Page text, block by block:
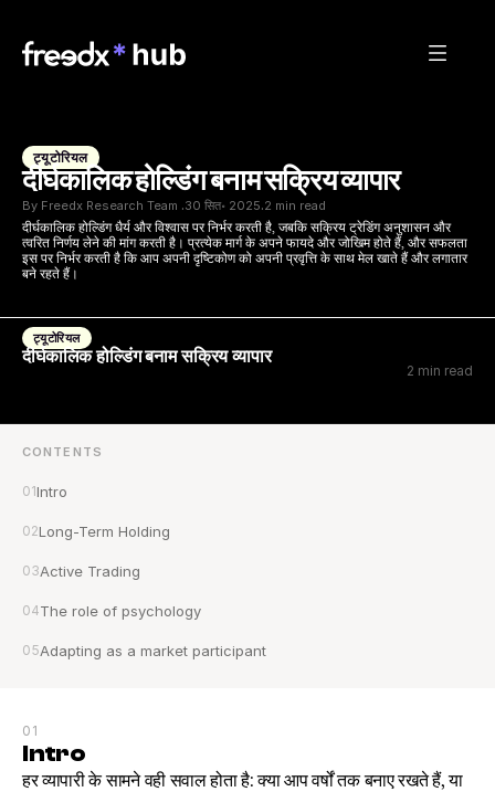
ट्यूटोरियल
दीर्घकालिक होल्डिंग बनाम सक्रिय व्यापार
By Freedx Research Team ·30 सित॰ 2025·2 min read
दीर्घकालिक होल्डिंग धैर्य और विश्वास पर निर्भर करती है, जबकि सक्रिय ट्रेडिंग अनुशासन और
त्वरित निर्णय लेने की मांग करती है। प्रत्येक मार्ग के अपने फायदे और जोखिम होते हैं, और सफलता
इस पर निर्भर करती है कि आप अपनी दृष्टिकोण को अपनी प्रवृत्ति के साथ मेल खाते हैं और लगातार
बने रहते हैं।
ट्यूटोरियल
दीर्घकालिक होल्डिंग बनाम सक्रिय व्यापार
2 min read
CONTENTS
01Intro
02Long-Term Holding
03Active Trading
04The role of psychology
05Adapting as a market participant
01
Intro
हर व्यापारी के सामने वही सवाल होता है: क्या आप वर्षों तक बनाए रखते हैं, या